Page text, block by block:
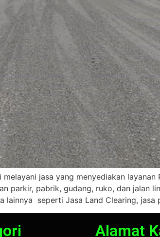
jasa yang menyediakan
parkir, pabrik, gudang, ruko, dan jalan
lainnya seperti Jasa Land Clearing,
Alamat